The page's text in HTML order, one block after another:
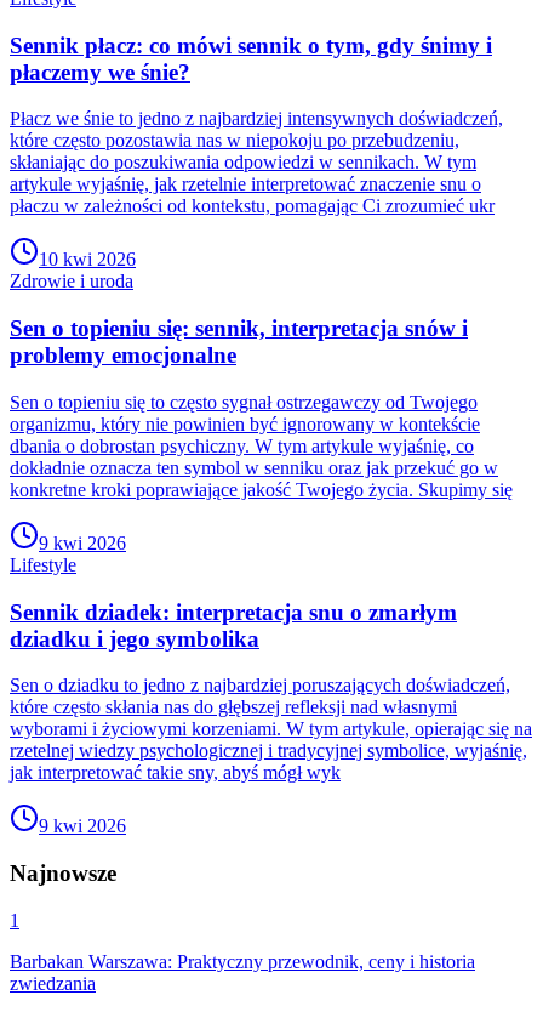
Sennik płacz: co mówi sennik o tym, gdy śnimy i
płaczemy we śnie?
Płacz we śnie to jedno z najbardziej intensywnych doświadczeń,
które często pozostawia nas w niepokoju po przebudzeniu,
skłaniając do poszukiwania odpowiedzi w sennikach. W tym
artykule wyjaśnię, jak rzetelnie interpretować znaczenie snu o
płaczu w zależności od kontekstu, pomagając Ci zrozumieć ukr
10 kwi 2026
Zdrowie i uroda
Sen o topieniu się: sennik, interpretacja snów i
problemy emocjonalne
Sen o topieniu się to często sygnał ostrzegawczy od Twojego
organizmu, który nie powinien być ignorowany w kontekście
dbania o dobrostan psychiczny. W tym artykule wyjaśnię, co
dokładnie oznacza ten symbol w senniku oraz jak przekuć go w
konkretne kroki poprawiające jakość Twojego życia. Skupimy się
9 kwi 2026
Lifestyle
Sennik dziadek: interpretacja snu o zmarłym
dziadku i jego symbolika
Sen o dziadku to jedno z najbardziej poruszających doświadczeń,
które często skłania nas do głębszej refleksji nad własnymi
wyborami i życiowymi korzeniami. W tym artykule, opierając się na
rzetelnej wiedzy psychologicznej i tradycyjnej symbolice, wyjaśnię,
jak interpretować takie sny, abyś mógł wyk
9 kwi 2026
Najnowsze
1
Barbakan Warszawa: Praktyczny przewodnik, ceny i historia
zwiedzania